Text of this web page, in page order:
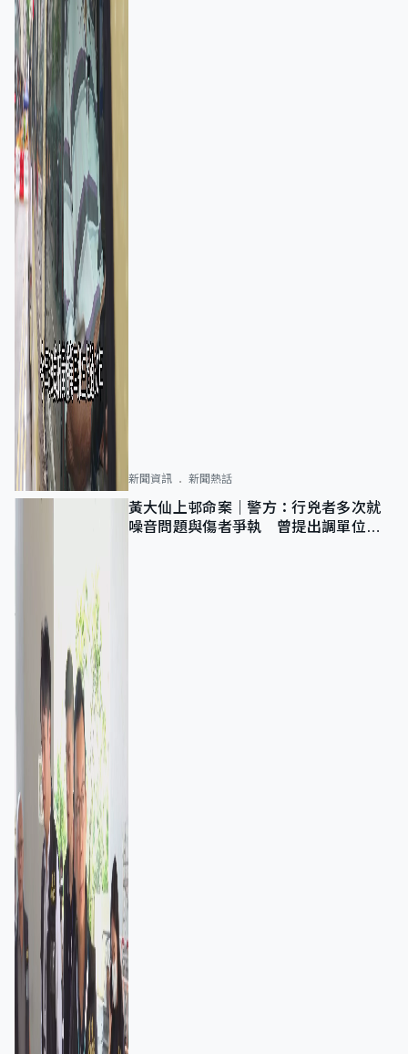
新聞資訊 新聞熱話
黃大仙上邨命案｜警方：行兇者多次就
噪音問題與傷者爭執 曾提出調單位已